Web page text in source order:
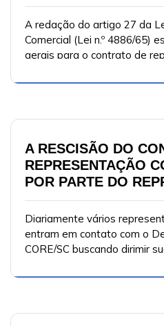
A redação do artigo 27 da
Comercial (Lei n.º 4886/65)
gerais para o contrato de
letra “d” do referido artigo.
A RESCISÃO DO
REPRESENTAÇÃO
POR PARTE DO
Diariamente vários
entram em contato com o
CORE/SC buscando dirimir